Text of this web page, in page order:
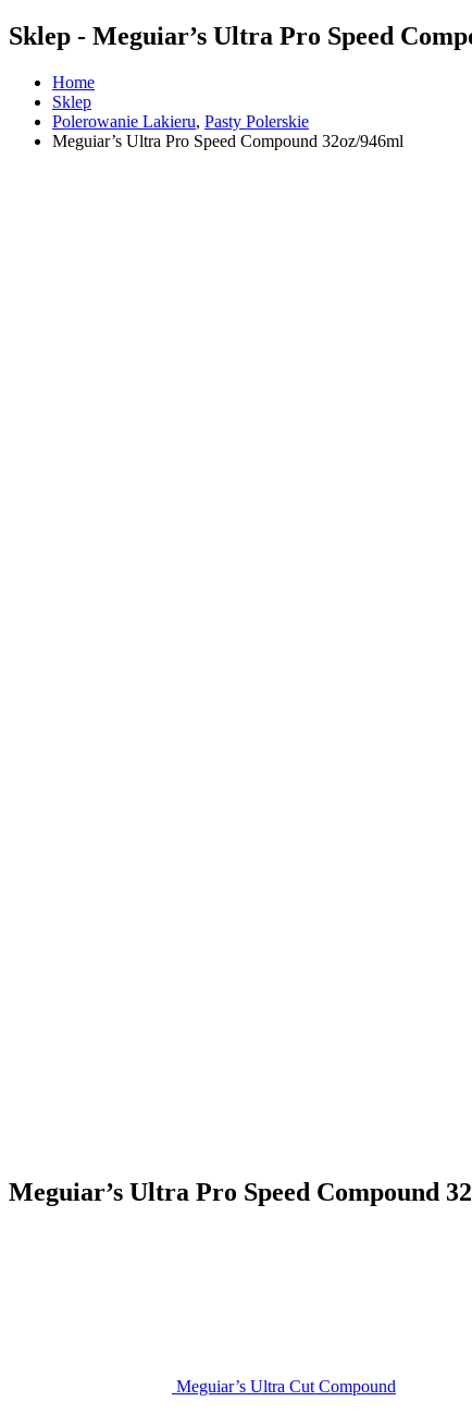
Sklep - Meguiar’s Ultra Pro Speed
Home
Sklep
Polerowanie Lakieru, Pasty Polerskie
Meguiar’s Ultra Pro Speed Compound 32oz/946ml
Meguiar’s Ultra Pro Speed Compound
Meguiar’s Ultra Cut Compound